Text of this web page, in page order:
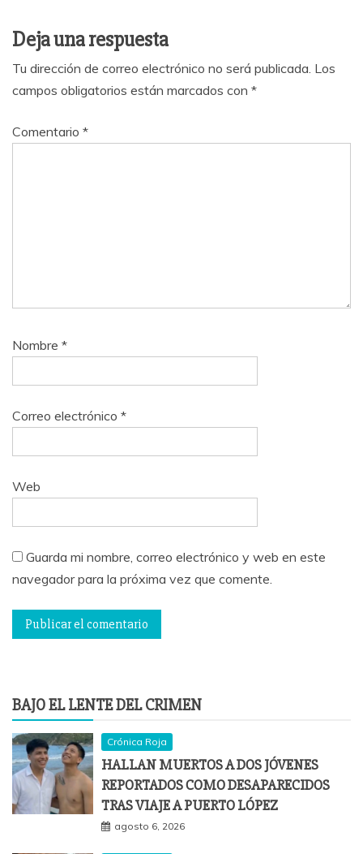
Deja una respuesta
Tu dirección de correo electrónico no será publicada. Los
campos obligatorios están marcados con *
Comentario *
Nombre *
Correo electrónico *
Web
Guarda mi nombre, correo electrónico y web en este
navegador para la próxima vez que comente.
BAJO EL LENTE DEL CRIMEN
Crónica Roja
HALLAN MUERTOS A DOS JÓVENES
REPORTADOS COMO DESAPARECIDOS
TRAS VIAJE A PUERTO LÓPEZ
agosto 6, 2026